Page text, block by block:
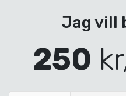
Jag vill
250 kr